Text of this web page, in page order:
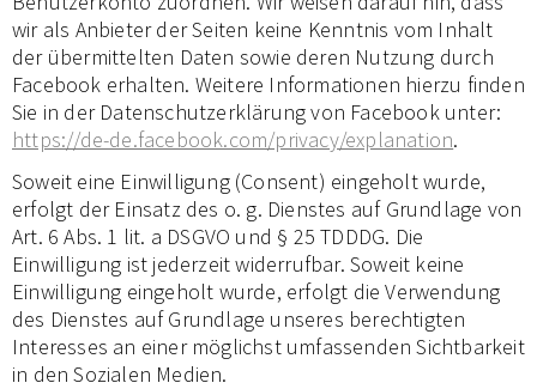
wir als Anbieter der Seiten keine Kenntnis vom Inhalt
der übermittelten Daten sowie deren Nutzung durch
Facebook erhalten. Weitere Informationen hierzu finden
Sie in der Datenschutzerklärung von Facebook unter:
https://de-de.facebook.com/privacy/explanation.
Soweit eine Einwilligung (Consent) eingeholt wurde,
erfolgt der Einsatz des o. g. Dienstes auf Grundlage von
Art. 6 Abs. 1 lit. a DSGVO und § 25 TDDDG. Die
Einwilligung ist jederzeit widerrufbar. Soweit keine
Einwilligung eingeholt wurde, erfolgt die Verwendung
des Dienstes auf Grundlage unseres berechtigten
Interesses an einer möglichst umfassenden Sichtbarkeit
in den Sozialen Medien.